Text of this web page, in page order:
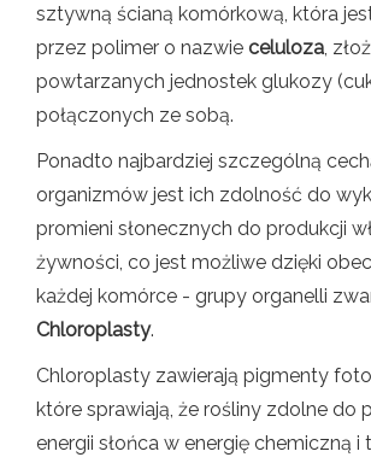
sztywną ścianą komórkową, która
przez polimer o nazwie celuloza,
powtarzanych jednostek glukozy
połączonych ze sobą.
Ponadto najbardziej szczególną
organizmów jest ich zdolność do
promieni słonecznych do produkcji
żywności, co jest możliwe dzięki
każdej komórce - grupy organelli
Chloroplasty.
Chloroplasty zawierają pigmenty
które sprawiają, że rośliny zdolne do
energii słońca w energię chemiczną